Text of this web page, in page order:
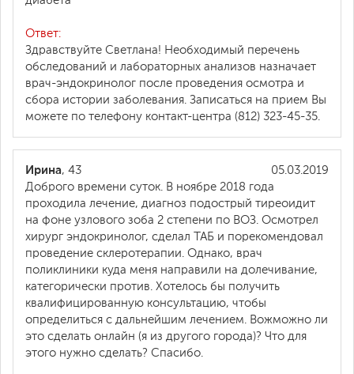
Ответ:
Здравствуйте Светлана! Необходимый перечень
обследований и лабораторных анализов назначает
врач-эндокринолог после проведения осмотра и
сбора истории заболевания. Записаться на прием Вы
можете по телефону контакт-центра (812) 323-45-35.
05.03.2019
Ирина, 43
Доброго времени суток. В ноябре 2018 года
проходила лечение, диагноз подострый тиреоидит
на фоне узлового зоба 2 степени по ВОЗ. Осмотрел
хирург эндокринолог, сделал ТАБ и порекомендовал
проведение склеротерапии. Однако, врач
поликлиники куда меня направили на долечивание,
категорически против. Хотелось бы получить
квалифицированную консультацию, чтобы
определиться с дальнейшим лечением. Вожможно ли
это сделать онлайн (я из другого города)? Что для
этого нужно сделать? Спасибо.